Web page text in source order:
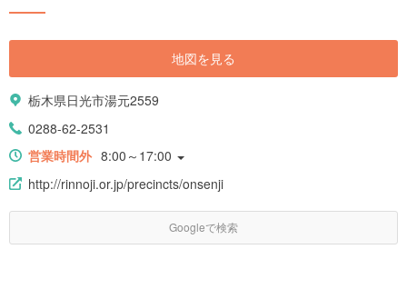
地図を見る
栃木県日光市湯元2559
0288-62-2531
営業時間外 8:00～17:00
http://rinnoji.or.jp/precincts/onsenji
Googleで検索